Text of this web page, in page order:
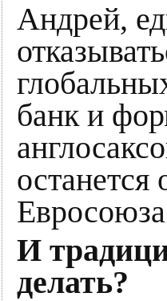
Андрей,
банк и
И
делать?